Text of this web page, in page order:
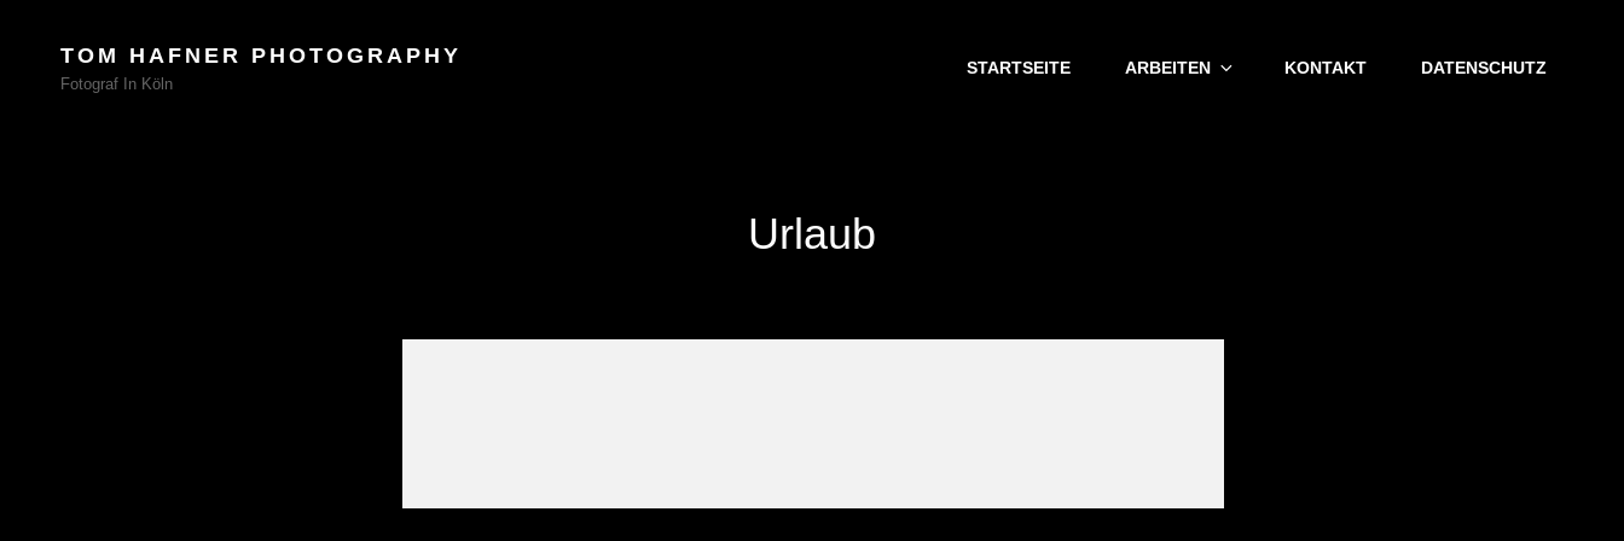
TOM HAFNER PHOTOGRAPHY
Fotograf In Köln
STARTSEITE ARBEITEN KONTAKT DATENSCHUTZ
Urlaub